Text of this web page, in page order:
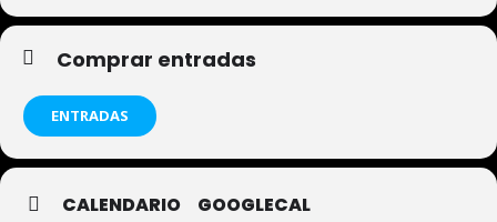
Comprar entradas
ENTRADAS
CALENDARIO GOOGLECAL